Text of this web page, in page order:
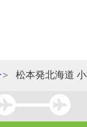
松本発北海道